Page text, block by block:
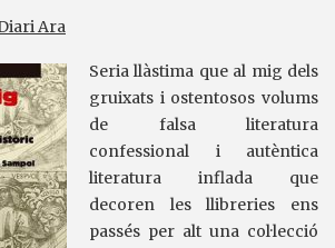
Ara
Seria llàstima que al mig dels
gruixats i ostentosos volums
de falsa literatura
confessional i autèntica
literatura inflada que
decoren les llibreries ens
passés per alt una col·lecció